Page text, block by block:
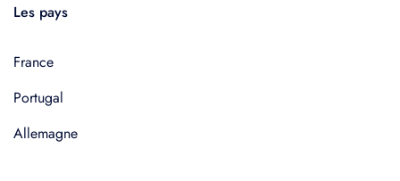
Les pays
France
Portugal
Allemagne